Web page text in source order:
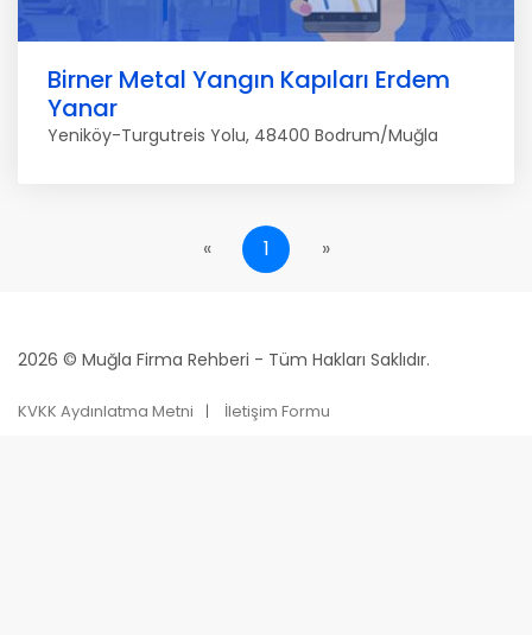
Birner Metal Yangın Kapıları Erdem
Yanar
Yeniköy-Turgutreis Yolu, 48400 Bodrum/Muğla
« 1 »
2026 © Muğla Firma Rehberi - Tüm Hakları Saklıdır.
KVKK Aydınlatma Metni İletişim Formu